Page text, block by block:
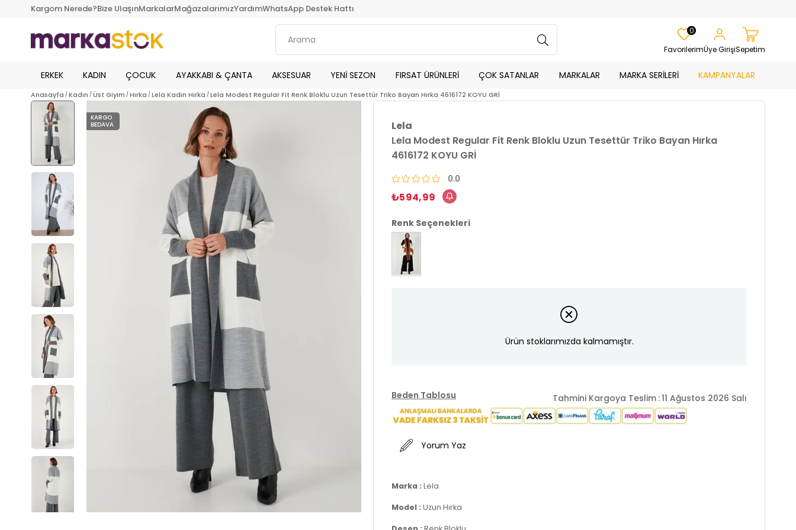
Kargom Nerede?Bize UlaşınMarkalarMağazalarımızYardımWhatsApp Destek Hattı
Favorilerim
0
Üye GirişiSepetim
ERKEK KADIN ÇOCUK AYAKKABI & ÇANTA AKSESUAR YENİ SEZON FIRSAT ÜRÜNLERİ ÇOK SATANLAR MARKALAR MARKA SERİLERİ KAMPANYALAR
Anasayfa Kadın Üst Giyim Hırka Lela Kadın Hırka Lela Modest Regular Fit Renk Bloklu Uzun Tesettür Triko Bayan Hırka 4616172 KOYU GRİ
KARGO
BEDAVA
Lela
Lela Modest Regular Fit Renk Bloklu Uzun Tesettür Triko Bayan Hırka
4616172 KOYU GRİ
0.0
₺594,99
Renk Seçenekleri
Ürün stoklarımızda kalmamıştır.
Beden Tablosu Tahmini Kargoya Teslim :11 Ağustos 2026 Salı
Yorum Yaz
Marka : Lela
Model : Uzun Hırka